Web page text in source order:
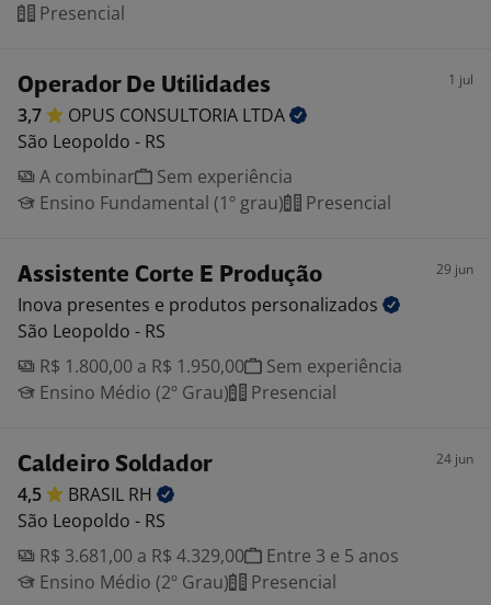
Presencial
Operador De Utilidades 1 jul
3,7 OPUS CONSULTORIA LTDA
São Leopoldo - RS
A combinar
Sem experiência
Ensino Fundamental (1º grau)
Presencial
Assistente Corte E Produção 29 jun
Inova presentes e produtos personalizados
São Leopoldo - RS
R$ 1.800,00 a R$ 1.950,00
Sem experiência
Ensino Médio (2º Grau)
Presencial
Caldeiro Soldador 24 jun
4,5 BRASIL RH
São Leopoldo - RS
R$ 3.681,00 a R$ 4.329,00
Entre 3 e 5 anos
Ensino Médio (2º Grau)
Presencial